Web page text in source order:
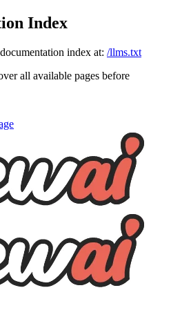
Index
index at: /llms.txt
all available pages before